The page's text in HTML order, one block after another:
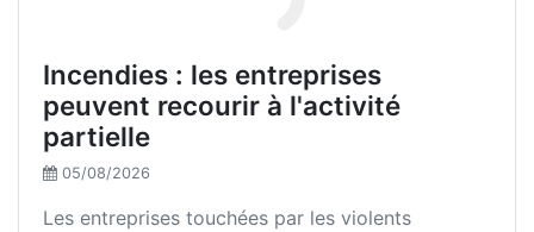
Incendies : les entreprises
peuvent recourir à l'activité
partielle
05/08/2026
Les entreprises touchées par les violents